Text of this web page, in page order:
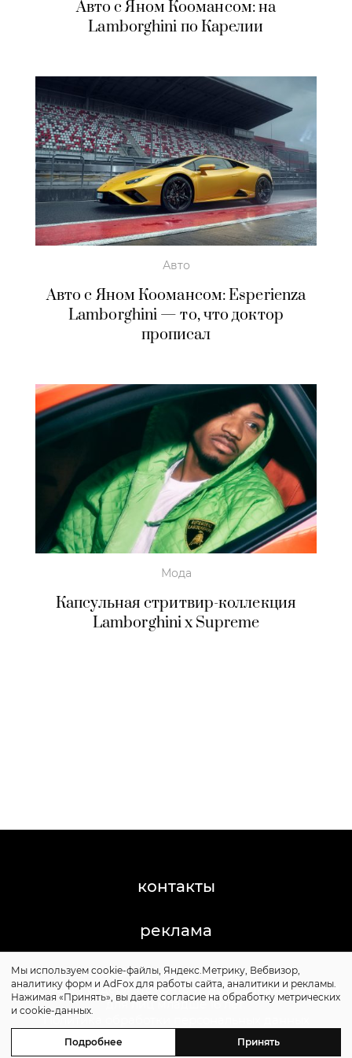
Авто с Яном Коомансом: на
Lamborghini по Карелии
Авто
Авто с Яном Коомансом: Esperienza
Lamborghini — то, что доктор
прописал
Мода
Капсульная стритвир-коллекция
Lamborghini x Supreme
контакты
реклама
©2011-2026 Posta-Magazine
Сайт может содержать контент, не предназначенный
для лиц младше 16 лет.
Политика обработки персональных данных
Мы используем cookie-файлы, Яндекс.Метрику, Вебвизор,
аналитику форм и AdFox для работы сайта, аналитики и рекламы.
Нажимая «Принять», вы даете согласие на обработку метрических
и cookie-данных.
Подробнее Принять